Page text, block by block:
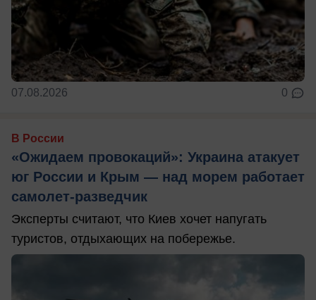
07.08.2026 0
В России
«Ожидаем провокаций»: Украина атакует
юг России и Крым — над морем работает
самолет-разведчик
Эксперты считают, что Киев хочет напугать
туристов, отдыхающих на побережье.